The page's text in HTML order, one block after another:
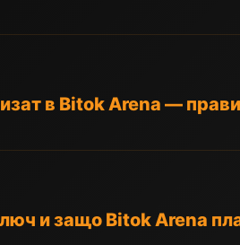
в Bitok Arena —
и защо Bitok Arena